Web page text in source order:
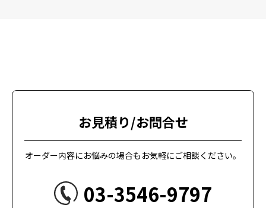
お見積り/お問合せ
オーダー内容にお悩みの場合も​お気軽にご相談ください​。​
03-3546-9797​